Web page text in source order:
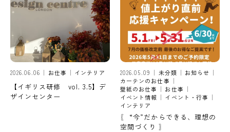
2026.06.06 お仕事 インテリア
【イギリス研修 vol. 3.5】デ
ザインセンター
2026.05.09 未分類
お知らせ
カーテンのお仕事
壁紙のお仕事
お仕事
イベント情報
イベント・行事
インテリア
〖 “今”だからできる、理想の
空間づくり 〗